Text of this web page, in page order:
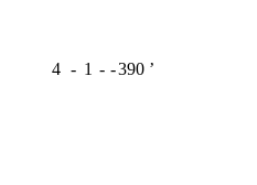
4 - 1 - -390 ʼ